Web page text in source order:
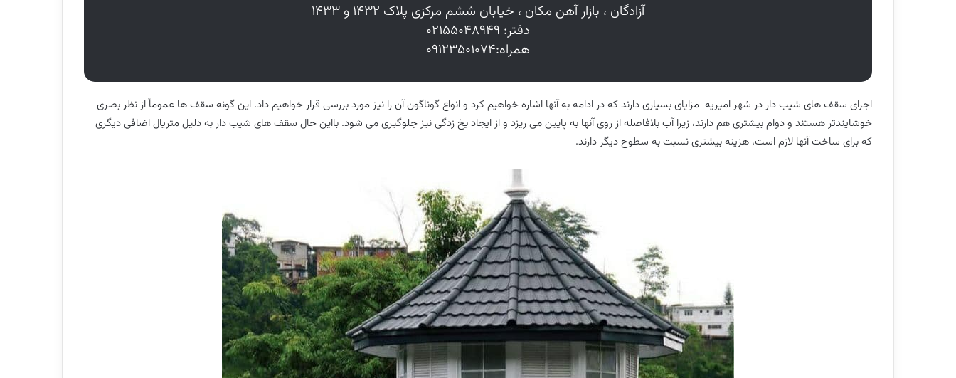
آزادگان ، بازار آهن مکان ، خیابان ششم مرکزی پلاک ۱۴۳۲ و ۱۴۳۳
دفتر: ۰۲۱۵۵۰۴۸۹۴۹
همراه:۰۹۱۲۳۵۰۱۰۷۴
اجرای سقف های شیب دار در شهر امیریه مزایای بسیاری دارند که در ادامه به آنها اشاره خواهیم کرد و انواع گوناگون آن را نیز مورد بررسی قرار خواهیم داد. این گونه سقف ها عموماً از نظر بصری
خوشایندتر هستند و دوام بیشتری هم دارند، زیرا آب بلافاصله از روی آنها به پایین می ریزد و از ایجاد یخ زدگی نیز جلوگیری می شود. بااین حال سقف های شیب دار به دلیل متریال اضافی دیگری
که برای ساخت آنها لازم است، هزینه بیشتری نسبت به سطوح دیگر دارند.